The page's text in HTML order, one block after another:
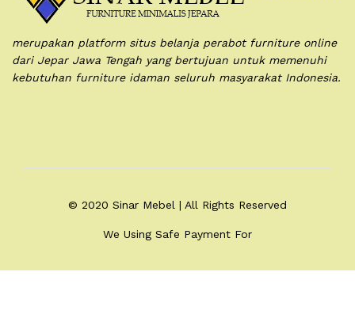
merupakan platform situs belanja perabot furniture online
dari Jepar Jawa Tengah yang bertujuan untuk memenuhi
kebutuhan furniture idaman seluruh masyarakat Indonesia.
© 2020 Sinar Mebel | All Rights Reserved
We Using Safe Payment For